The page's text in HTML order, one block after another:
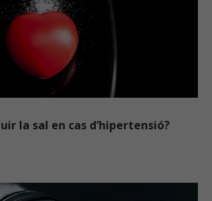
la sal en cas d’hipertensió?